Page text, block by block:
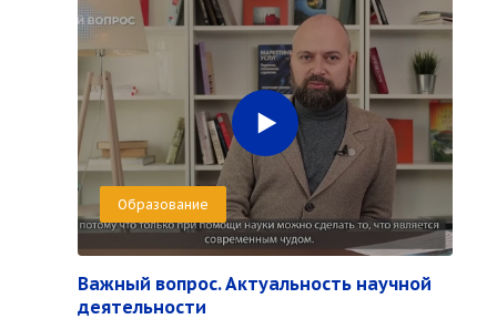
Образование
Важный вопрос. Актуальность научной
деятельности